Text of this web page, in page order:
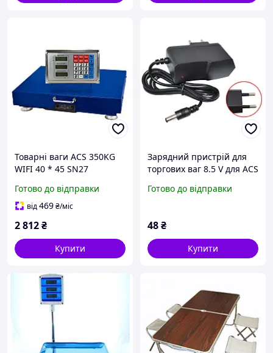
Товарні ваги ACS 350KG
WIFI 40 * 45 SN27
Готово до відправки
від469₴/міс
2 812₴
Купити
Зарядний пристрій для
торгових ваг 8.5 V для ACS
Готово до відправки
48₴
Купити